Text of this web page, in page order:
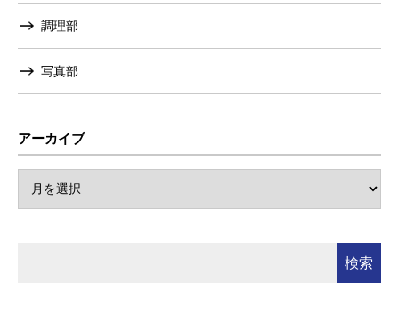
調理部
写真部
アーカイブ